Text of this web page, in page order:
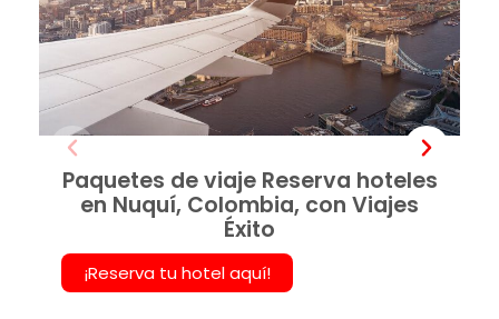
Paquetes de viaje Reserva hoteles
en Nuquí, Colombia, con Viajes
Éxito
¡Reserva tu hotel aquí!